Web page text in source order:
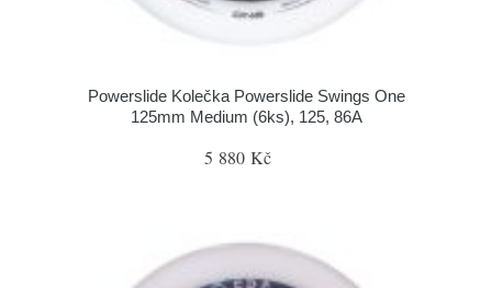
Powerslide Kolečka Powerslide Swings One
125mm Medium (6ks), 125, 86A
5 880 Kč